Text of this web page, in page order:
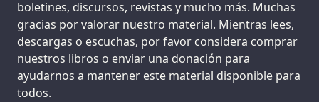
boletines, discursos, revistas y mucho más. Muchas
gracias por valorar nuestro material. Mientras lees,
descargas o escuchas, por favor considera comprar
nuestros libros o enviar una donación para
ayudarnos a mantener este material disponible para
todos.